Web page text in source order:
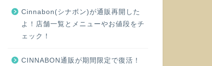
Cinnabon(シナボン)が通販再開した
よ！店舗一覧とメニューやお値段をチ
ェック！
CINNABON通販が期間限定で復活！